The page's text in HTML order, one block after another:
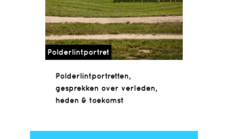
Polderlintportret
Polderlintportretten,
gesprekken over verleden,
heden & toekomst